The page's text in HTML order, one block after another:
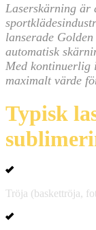
Laserskärning är
lanserade
automatisk
Med kontinuerlig
maximalt värde
Typisk
Tröja (baskettröja,